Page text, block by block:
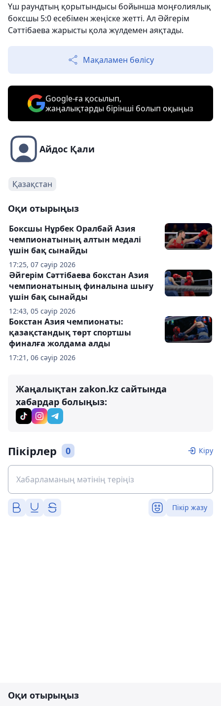
Үш раундтың қорытындысы бойынша моңғолиялық
боксшы 5:0 есебімен жеңіске жетті. Ал Әйгерім
Сәттібаева жарысты қола жүлдемен аяқтады.
Мақаламен бөлісу
Google-ға қосылып,
жаңалықтарды бірінші болып оқыңыз
Айдос Қали
Қазақстан
Оқи отырыңыз
17:25, 07 сәуір 2026
Боксшы Нұрбек Оралбай Азия
чемпионатының алтын медалі
үшін бақ сынайды
12:43, 05 сәуір 2026
Әйгерім Сәттібаева бокстан Азия
чемпионатының финалына шығу
үшін бақ сынайды
17:21, 06 сәуір 2026
Бокстан Азия чемпионаты:
қазақстандық төрт спортшы
финалға жолдама алды
Жаңалықтан zakon.kz сайтында
хабардар болыңыз:
Пікірлер 0 Кіру
Пікір жазу
Оқи отырыңыз